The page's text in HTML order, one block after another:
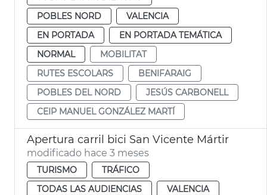
POBLES NORD
VALENCIA
EN PORTADA
EN PORTADA TEMÁTICA
NORMAL
MOBILITAT
RUTES ESCOLARS
BENIFARAIG
POBLES DEL NORD
JESÚS CARBONELL
CEIP MANUEL GONZÁLEZ MARTÍ
Apertura carril bici San Vicente Mártir
modificado hace 3 meses
TURISMO
TRÁFICO
TODAS LAS AUDIENCIAS
VALENCIA